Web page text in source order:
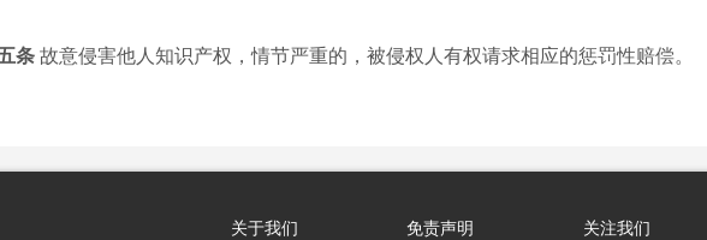
条 故意侵害他人知识产权，情节严重的，被侵权人有权请求相应的惩罚性赔偿。
关于我们 免责声明 关注我们